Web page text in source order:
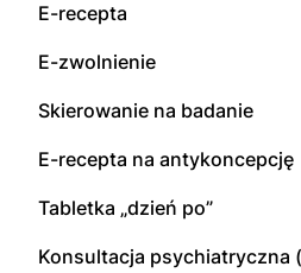
E-recepta
E-zwolnienie
Skierowanie na badanie
E-recepta na antykoncepcję
Tabletka „dzień po”
Konsultacja psychiatryczna